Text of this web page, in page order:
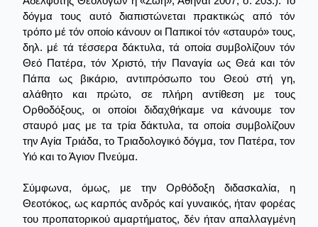
δόγμα τους αυτό διαπιστώνεται πρακτικώς από τόν
τρόπο μέ τόν οποίο κάνουν οι Παπικοί τόν «σταυρό» τους,
δηλ. μέ τά τέσσερα δάκτυλα, τά οποία συμβολίζουν τόν
Θεό Πατέρα, τόν Χριστό, τήν Παναγία ως Θεά και τόν
Πάπα ως βικάριο, αντιπρόσωπο του Θεού στή γη,
αλάθητο και πρώτο, σε πλήρη αντίθεση με τους
Ορθοδόξους, οι οποίοι διδαχθήκαμε να κάνουμε τον
σταυρό μας με τα τρία δάκτυλα, τα οποία συμβολίζουν
την Αγία Τριάδα, το Τριαδολογικό δόγμα, τον Πατέρα, τον
Υιό και το Άγιον Πνεύμα.
Σύμφωνα, όμως, με την Ορθόδοξη διδασκαλία, η
Θεοτόκος, ως καρπός ανδρός καί γυναικός, ήταν φορέας
του προπατορικού αμαρτήματος, δέν ήταν απαλλαγμένη